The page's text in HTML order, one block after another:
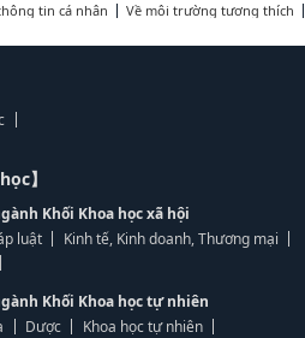
tin cá nhân Về môi trường tương thích
】
Khối Khoa học xã hội
luật
Kinh tế, Kinh doanh, Thương mại
Khối Khoa học tự nhiên
Dược
Khoa học tự nhiên